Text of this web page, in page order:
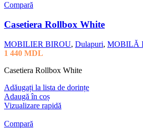
Compară
Casetiera Rollbox White
MOBILIER BIROU, Dulapuri, MOBILĂ
1 440 MDL
Casetiera Rollbox White
Adăugați la lista de dorințe
Adaugă în coș
Vizualizare rapidă
Compară